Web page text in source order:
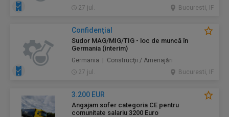
27 jul.
Bucuresti, IF
Confidenţial
Sudor MAG/MIG/TIG - loc de muncă în
Germania (interim)
Germania | Construcţii / Amenajări
27 jul.
Bucuresti, IF
3.200 EUR
Angajam sofer categoria CE pentru
comunitate salariu 3200 Euro